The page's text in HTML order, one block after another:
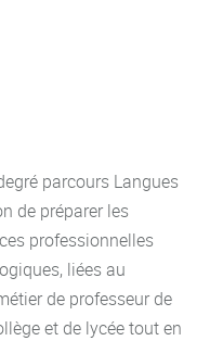
parcours Langues
de préparer les
professionnelles
liées au
de professeur de
et de lycée tout en